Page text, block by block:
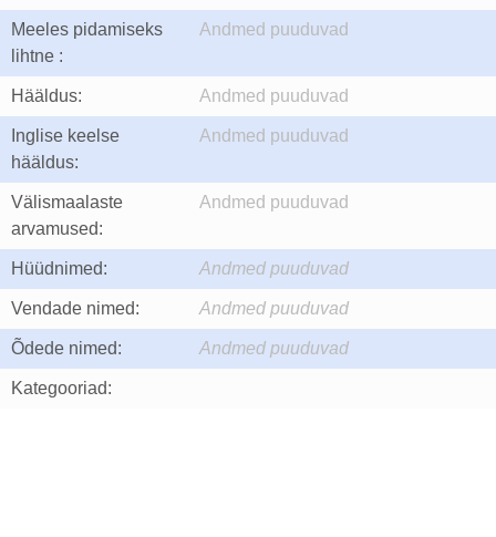
Meeles pidamiseks
lihtne :
Andmed puuduvad
Hääldus: Andmed puuduvad
Inglise keelse
hääldus:
Andmed puuduvad
Välismaalaste
arvamused:
Andmed puuduvad
Hüüdnimed: Andmed puuduvad
Vendade nimed: Andmed puuduvad
Õdede nimed: Andmed puuduvad
Kategooriad: